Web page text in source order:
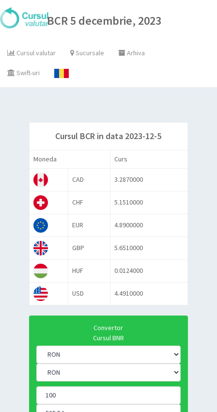
BCR 5 decembrie, 2023
Cursul valutar Sucursale Arhiva
Swift-uri
Cursul BCR in data 2023-12-5
Moneda Curs
CAD 3.2870000
CHF 5.1510000
EUR 4.8900000
GBP 5.6510000
HUF 0.0124000
USD 4.4910000
Convertor
Cursul BNR